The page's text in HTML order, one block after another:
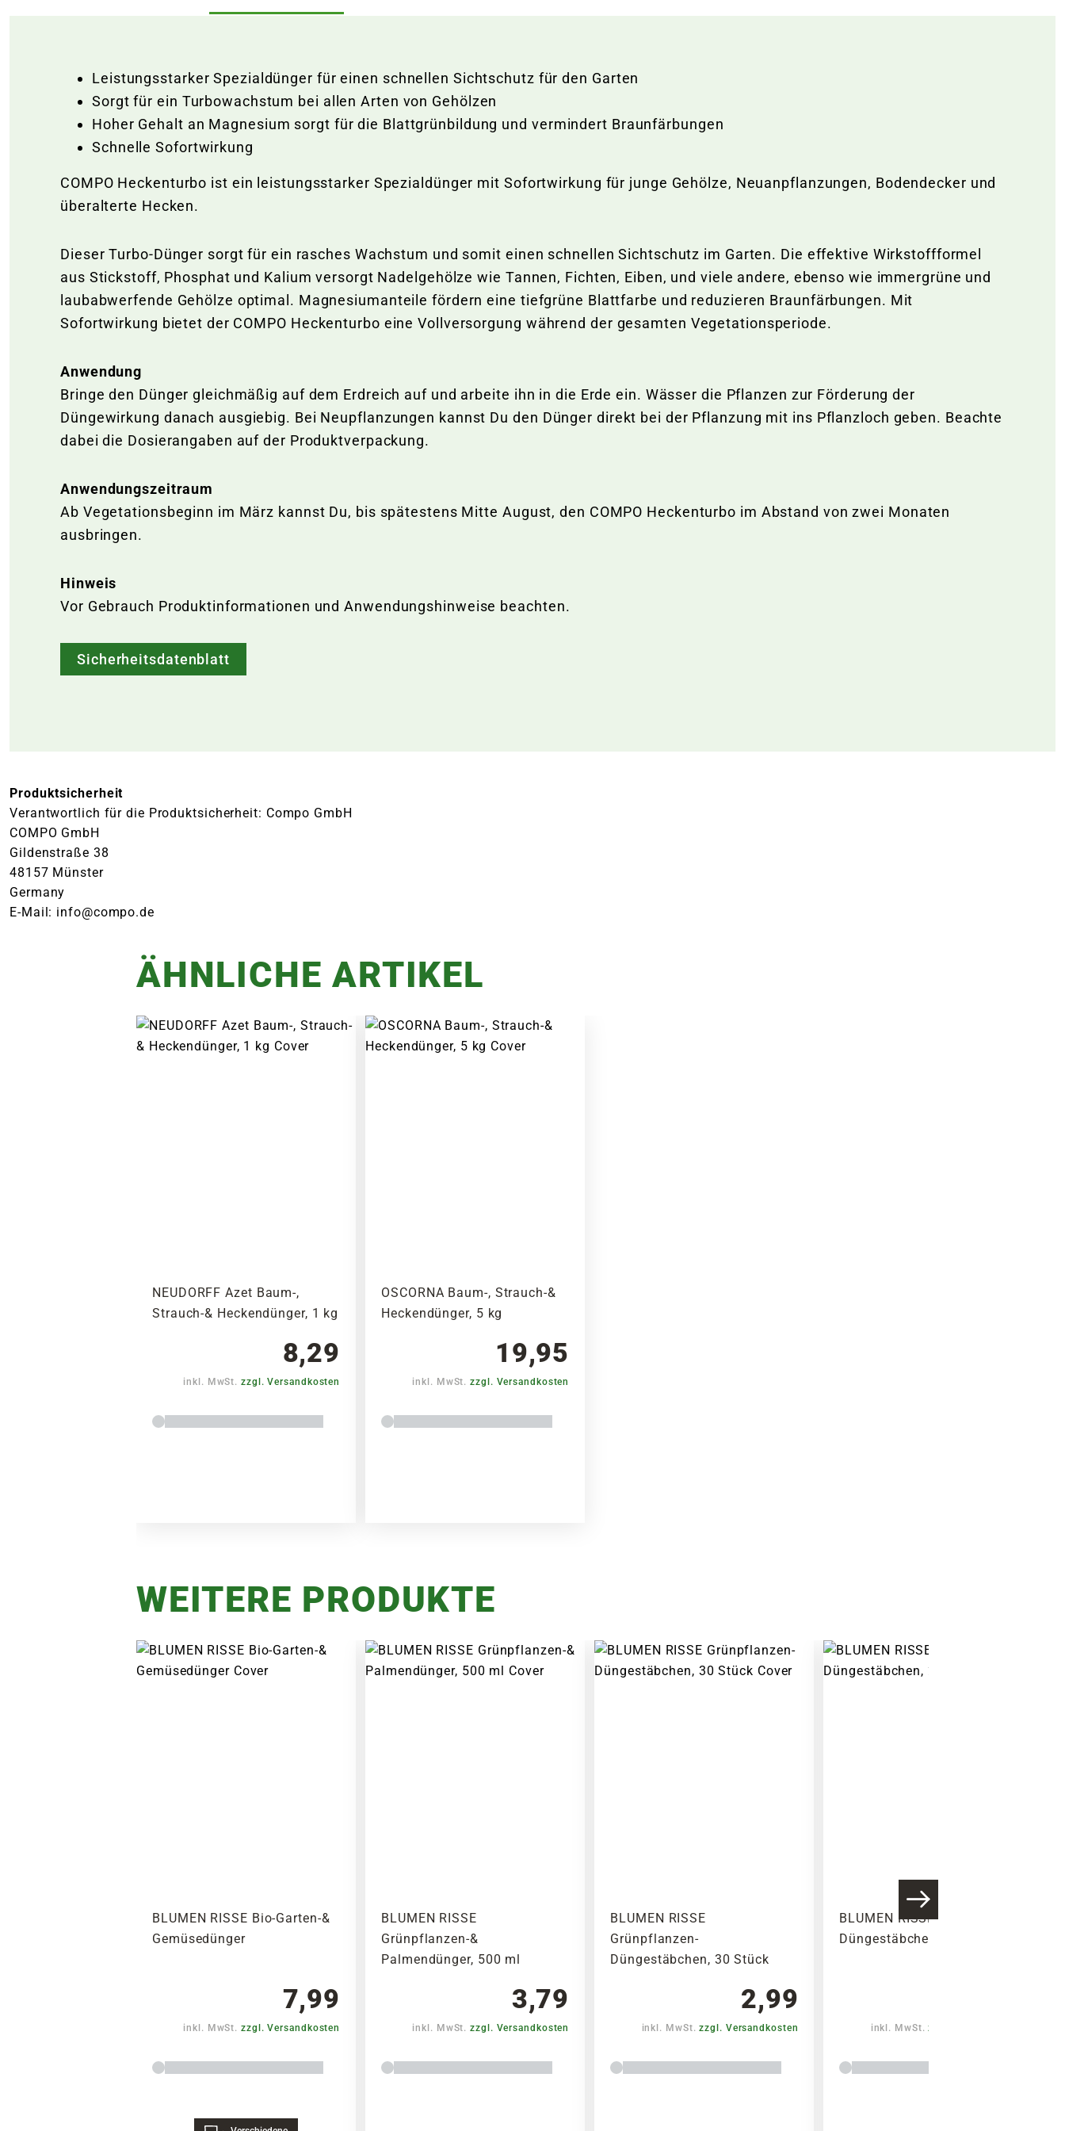
Leistungsstarker Spezialdünger für einen schnellen Sichtschutz für den Garten
Sorgt für ein Turbowachstum bei allen Arten von Gehölzen
Hoher Gehalt an Magnesium sorgt für die Blattgrünbildung und vermindert Braunfärbungen
Schnelle Sofortwirkung
COMPO Heckenturbo ist ein leistungsstarker Spezialdünger mit Sofortwirkung für junge Gehölze, Neuanpflanzungen, Bodendecker und
überalterte Hecken.
Dieser Turbo-Dünger sorgt für ein rasches Wachstum und somit einen schnellen Sichtschutz im Garten. Die effektive Wirkstoffformel
aus Stickstoff, Phosphat und Kalium versorgt Nadelgehölze wie Tannen, Fichten, Eiben, und viele andere, ebenso wie immergrüne und
laubabwerfende Gehölze optimal. Magnesiumanteile fördern eine tiefgrüne Blattfarbe und reduzieren Braunfärbungen. Mit
Sofortwirkung bietet der COMPO Heckenturbo eine Vollversorgung während der gesamten Vegetationsperiode.
Anwendung
Bringe den Dünger gleichmäßig auf dem Erdreich auf und arbeite ihn in die Erde ein. Wässer die Pflanzen zur Förderung der
Düngewirkung danach ausgiebig. Bei Neupflanzungen kannst Du den Dünger direkt bei der Pflanzung mit ins Pflanzloch geben. Beachte
dabei die Dosierangaben auf der Produktverpackung.
Anwendungszeitraum
Ab Vegetationsbeginn im März kannst Du, bis spätestens Mitte August, den COMPO Heckenturbo im Abstand von zwei Monaten
ausbringen.
Hinweis
Vor Gebrauch Produktinformationen und Anwendungshinweise beachten.
Sicherheitsdatenblatt
Produktsicherheit
Verantwortlich für die Produktsicherheit: Compo GmbH
COMPO GmbH
Gildenstraße 38
48157 Münster
Germany
E-Mail: info@compo.de
ÄHNLICHE ARTIKEL
NEUDORFF Azet Baum-,
Strauch-& Heckendünger, 1 kg
8,29
inkl. MwSt.zzgl. Versandkosten
OSCORNA Baum-, Strauch-&
Heckendünger, 5 kg
19,95
inkl. MwSt.zzgl. Versandkosten
WEITERE PRODUKTE
BLUMEN RISSE Bio-Garten-&
Gemüsedünger
7,99
inkl. MwSt.zzgl. Versandkosten
BLUMEN RISSE
Grünpflanzen-&
Palmendünger, 500 ml
3,79
inkl. MwSt.zzgl. Versandkosten
BLUMEN RISSE
Grünpflanzen-
Düngestäbchen, 30 Stück
2,99
inkl. MwSt.zzgl. Versandkosten
BLUMEN RISSE Orchideen-
Düngestäbchen, 20 Stück
inkl. MwSt.zzgl. Versandkosten